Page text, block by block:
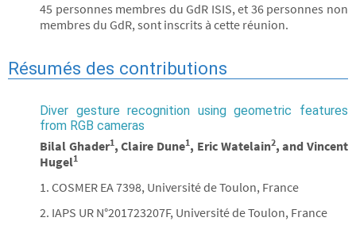
45 personnes membres du GdR ISIS, et 36 personnes non
membres du GdR, sont inscrits à cette réunion.
Résumés des contributions
Diver gesture recognition using geometric features
from RGB cameras
Bilal Ghader1, Claire Dune1, Eric Watelain2, and Vincent
Hugel1
1. COSMER EA 7398, Université de Toulon, France
2. IAPS UR N°201723207F, Université de Toulon, France